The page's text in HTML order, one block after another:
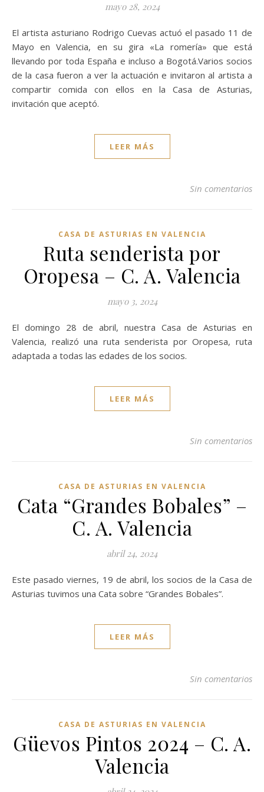
mayo 28, 2024
El artista asturiano Rodrigo Cuevas actuó el pasado 11 de
Mayo en Valencia, en su gira «La romería» que está
llevando por toda España e incluso a Bogotá.Varios socios
de la casa fueron a ver la actuación e invitaron al artista a
compartir comida con ellos en la Casa de Asturias,
invitación que aceptó.
LEER MÁS
Sin comentarios
CASA DE ASTURIAS EN VALENCIA
Ruta senderista por
Oropesa – C. A. Valencia
mayo 3, 2024
El domingo 28 de abril, nuestra Casa de Asturias en
Valencia, realizó una ruta senderista por Oropesa, ruta
adaptada a todas las edades de los socios.
LEER MÁS
Sin comentarios
CASA DE ASTURIAS EN VALENCIA
Cata “Grandes Bobales” –
C. A. Valencia
abril 24, 2024
Este pasado viernes, 19 de abril, los socios de la Casa de
Asturias tuvimos una Cata sobre “Grandes Bobales”.
LEER MÁS
Sin comentarios
CASA DE ASTURIAS EN VALENCIA
Güevos Pintos 2024 – C. A.
Valencia